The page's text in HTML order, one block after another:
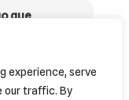
experience, serve
our traffic. By
que